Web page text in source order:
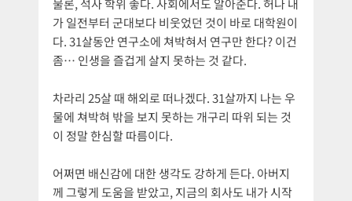
가 일전부터 군대보다 비웃었던 것이 바로 대학원이
다. 31살동안 연구소에 쳐박혀서 연구만 한다? 이건
좀… 인생을 즐겁게 살지 못하는 것 같다.
차라리 25살 때 해외로 떠나겠다. 31살까지 나는 우
물에 쳐박혀 밖을 보지 못하는 개구리 따위 되는 것
이 정말 한심할 따름이다.
어쩌면 배신감에 대한 생각도 강하게 든다. 아버지
께 그렇게 도움을 받았고, 지금의 회사도 내가 시작